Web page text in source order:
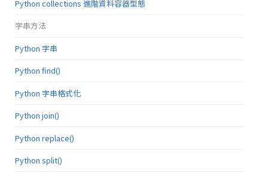
Python collections 進階資料容器型態
字串方法
Python 字串
Python find()
Python 字串格式化
Python join()
Python replace()
Python split()